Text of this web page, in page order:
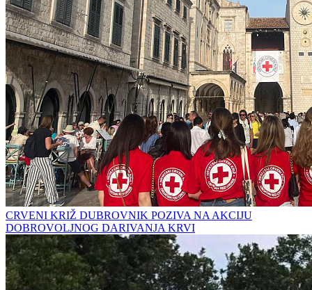
CRVENI KRIŽ DUBROVNIK POZIVA NA AKCIJU
DOBROVOLJNOG DARIVANJA KRVI